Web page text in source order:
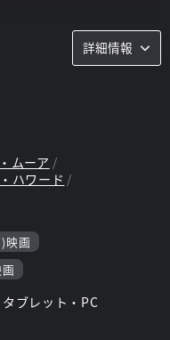
詳細情報
ムーア
ハワード
映画
ブレット・PC